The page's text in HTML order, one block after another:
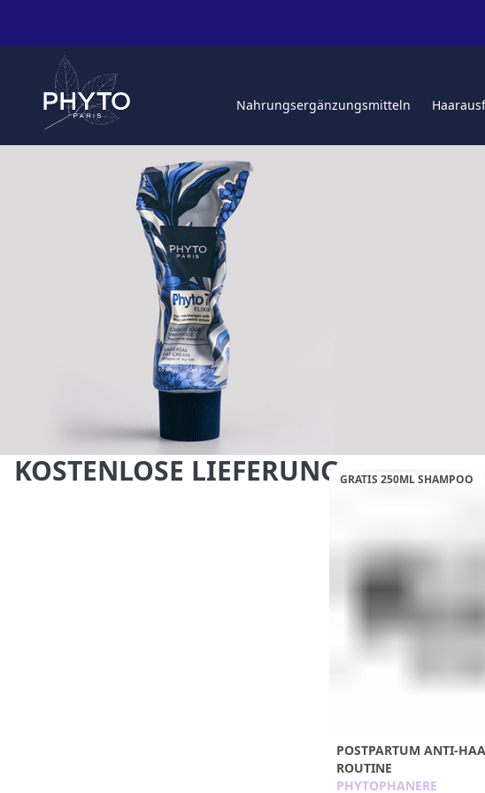
Nahrungsergänzungsmitteln
KOSTENLOSE LIEFERUNGGRATIS 250ML SHAMPOO
POSTPARTUM ANTI-
ROUTINE
PHYTOPHANERE